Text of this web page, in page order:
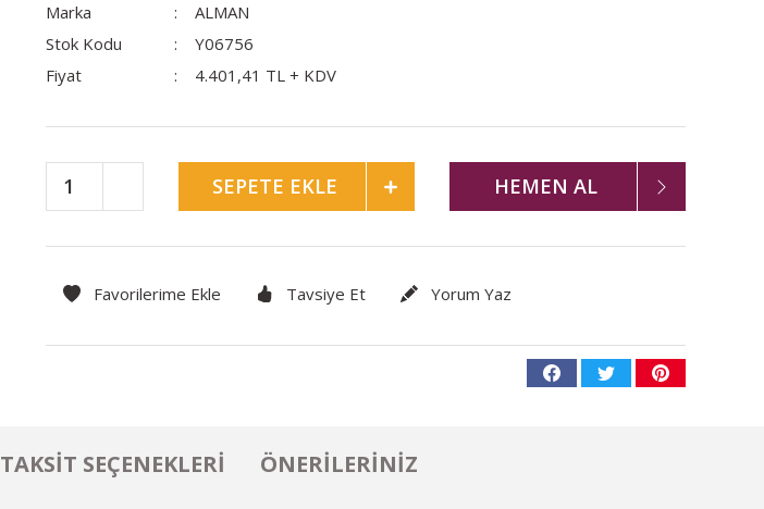
Marka
ALMAN
Stok Kodu
Y06756
Fiyat
4.401,41 TL + KDV
SEPETE EKLE HEMEN AL
Tavsiye Et Yorum Yaz
TAKSIT SEÇENEKLERI ÖNERILERINIZ